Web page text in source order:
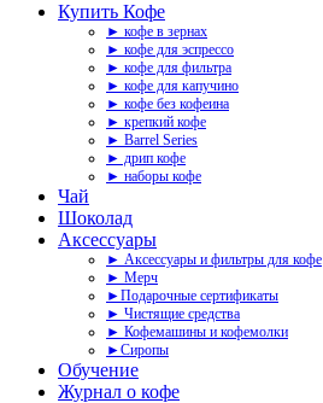
Купить Кофе
► кофе в зернах
► кофе для эспрессо
► кофе для фильтра
► кофе для капучино
► кофе без кофеина
► крепкий кофе
► Barrel Series
► дрип кофе
► наборы кофе
Чай
Шоколад
Аксессуары
► Аксессуары и фильтры для кофе
► Мерч
►Подарочные сертификаты
► Чистящие средства
► Кофемашины и кофемолки
►Сиропы
Обучение
Журнал о кофе